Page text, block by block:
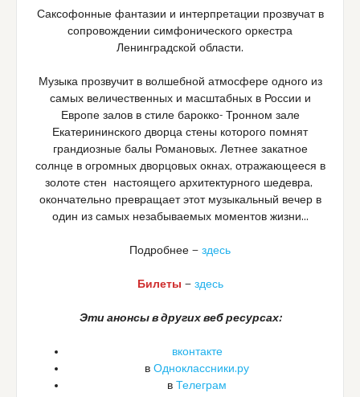
Саксофонные фантазии и интерпретации прозвучат в
сопровождении симфонического оркестра
Ленинградской области.
Музыка прозвучит в волшебной атмосфере одного из
самых величественных и масштабных в России и
Европе залов в стиле барокко- Тронном зале
Екатерининского дворца стены которого помнят
грандиозные балы Романовых. Летнее закатное
солнце в огромных дворцовых окнах, отражающееся в
золоте стен настоящего архитектурного шедевра,
окончательно превращает этот музыкальный вечер в
один из самых незабываемых моментов жизни…
Подробнее — здесь
Билеты — здесь
Эти анонсы в других веб ресурсах:
вконтакте
в Одноклассники.ру
в Телеграм